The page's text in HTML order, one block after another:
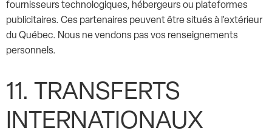
fournisseurs technologiques, hébergeurs ou plateformes
publicitaires. Ces partenaires peuvent être situés à l’extérieur
du Québec. Nous ne vendons pas vos renseignements
personnels.
11. TRANSFERTS
INTERNATIONAUX